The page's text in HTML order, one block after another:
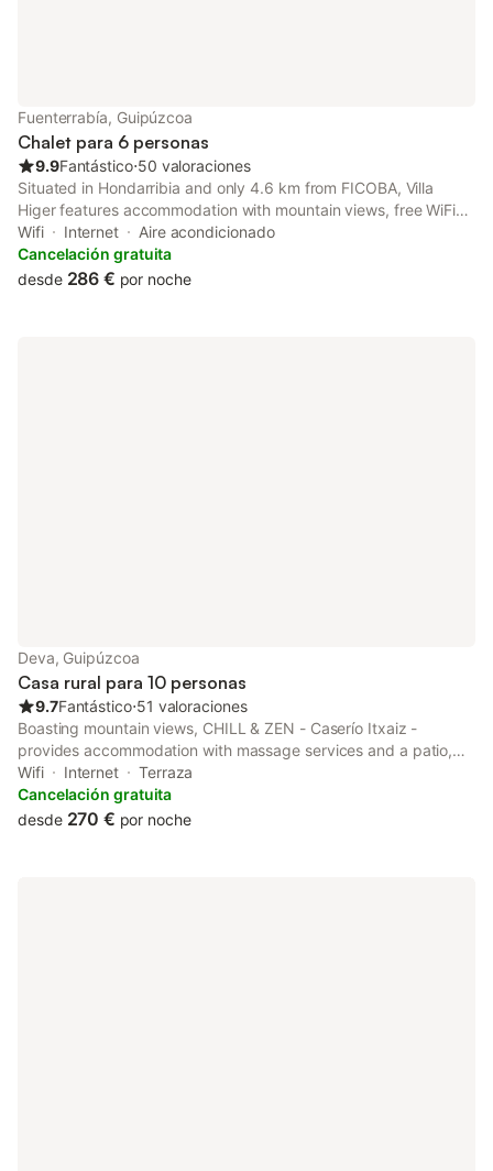
Fuenterrabía, Guipúzcoa
Chalet para 6 personas
9.9Fantástico⋅50 valoraciones
Situated in Hondarribia and only 4.6 km from FICOBA, Villa
Higer features accommodation with mountain views, free WiFi
and free private parking. The air-conditioned accommodation is
5.3 km from Hendaye Train Station.
Wifi Internet
Aire acondicionado
Cancelación gratuita
desde 286 € por noche
Deva, Guipúzcoa
Casa rural para 10 personas
9.7Fantástico⋅51 valoraciones
Boasting mountain views, CHILL & ZEN - Caserío Itxaiz -
provides accommodation with massage services and a patio,
around 38 km from La Concha Promenade.
Wifi Internet
Terraza
Cancelación gratuita
desde 270 € por noche